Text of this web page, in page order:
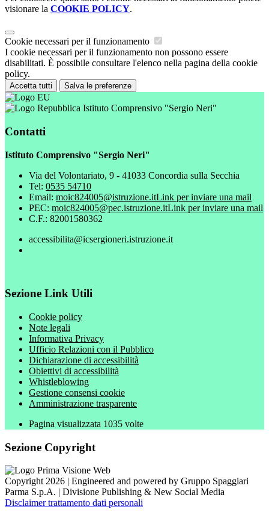
visionare la COOKIE POLICY.
Cookie necessari per il funzionamento
I cookie necessari per il funzionamento non possono essere
disabilitati. È possibile consultare l'elenco nella pagina della cookie
policy.
Accetta tutti Salva le preferenze
Istituto Comprensivo "Sergio Neri"
Contatti
Istituto Comprensivo "Sergio Neri"
Via del Volontariato, 9 - 41033 Concordia sulla Secchia
Tel: 0535 54710
Email: moic824005@istruzione.itLink per inviare una mail
PEC: moic824005@pec.istruzione.itLink per inviare una mail
C.F.: 82001580362
accessibilita@icsergioneri.istruzione.it
Sezione Link Utili
Cookie policy
Note legali
Informativa Privacy
Ufficio Relazioni con il Pubblico
Dichiarazione di accessibilità
Obiettivi di accessibilità
Whistleblowing
Gestione consensi cookie
Amministrazione trasparente
Pagina visualizzata 1035 volte
Sezione Copyright
Copyright 2026 | Engineered and powered by Gruppo Spaggiari
Parma S.p.A. | Divisione Publishing & New Social Media
Disclaimer trattamento dati personali